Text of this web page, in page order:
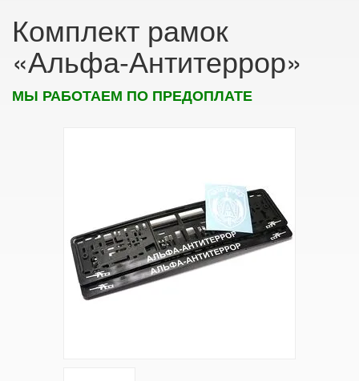
Комплект рамок
«Альфа-Антитеррор»
МЫ РАБОТАЕМ ПО ПРЕДОПЛАТЕ